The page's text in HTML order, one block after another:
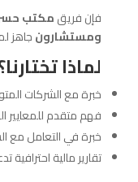
فإن فريقمكتب
ومستشارونجاهز
لماذا
خبرة مع الشركات
فهم متقدم للمعايير
خبرة في التعامل مع
تقارير مالية احترافية